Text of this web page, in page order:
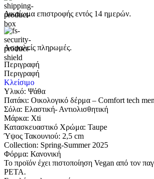
Δικαίωμα επιστροφής εντός 14 ημερών.
Ασφαλείς πληρωμές.
Περιγραφή
Περιγραφή
Κλείσιμο
Υλικό: Ψάθα
Πατάκι: Οικολογικό δέρμα – Comfort tech
Σόλα: Eλαστική- Αντιολισθητική
Μάρκα: Xti
Κατασκευαστικό Χρώμα: Taupe
Ύψος Τακουνιού: 2,5 cm
Collection: Spring-Summer 2025
Φόρμα: Κανονική
Το προϊόν έχει πιστοποίηση Vegan από τον
PETA.